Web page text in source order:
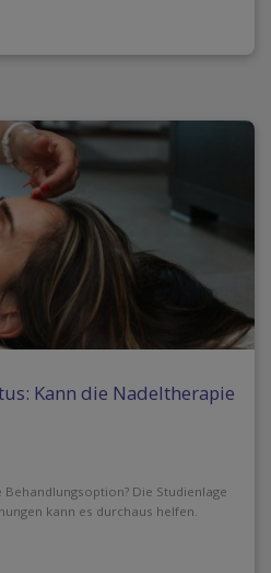
Kann die Nadeltherapie
Die Studienlage
kann es durchaus helfen.